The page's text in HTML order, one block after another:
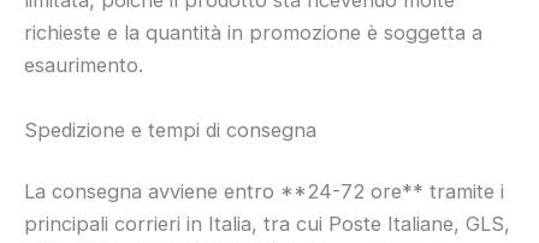
richieste e la quantità in promozione è soggetta a
esaurimento.
Spedizione e tempi di consegna
La consegna avviene entro **24-72 ore** tramite i
principali corrieri in Italia, tra cui Poste Italiane, GLS,